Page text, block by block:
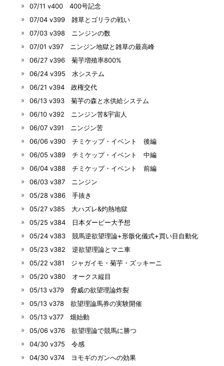
07/11 v400 400号記念
07/04 v399 雑草とゴリラの戦い
07/03 v398 ニンジンの数
07/01 v397 ニンジン地獄と雑草の最高峰
06/27 v396 菊芋増殖率800%
06/24 v395 水システム
06/21 v394 政権交代
06/13 v393 菊芋の森と水供給システム
06/10 v392 ニンジン苦&宇宙人
06/07 v391 ニンジン苦
06/06 v390 チミケップ・イベント 後編
06/05 v389 チミケップ・イベント 中編
06/04 v388 チミケップ・イベント 前編
06/03 v387 ニンジン
05/28 v386 手抜き
05/27 v385 大ハズレ&灼熱地獄
05/25 v384 日本ダービー大予想
05/24 v383 競馬逆欲望理論+形骸化儀式+買い目自動化
05/23 v382 逆欲望理論とマニ車
05/22 v381 ジャガイモ・菊芋・ズッキーニ
05/20 v380 オークス縦目
05/13 v379 脅威の欲望理論炸裂
05/13 v378 欲望理論馬券の実験開催
05/13 v377 畑始動
05/06 v376 欲望理論で競馬に勝つ
04/30 v375 令感
04/30 v374 ヨモギのガンへの効果